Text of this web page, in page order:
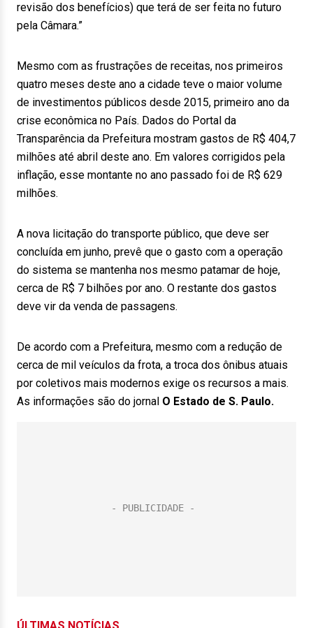
revisão dos benefícios) que terá de ser feita no futuro
pela Câmara.”
Mesmo com as frustrações de receitas, nos primeiros
quatro meses deste ano a cidade teve o maior volume
de investimentos públicos desde 2015, primeiro ano da
crise econômica no País. Dados do Portal da
Transparência da Prefeitura mostram gastos de R$ 404,7
milhões até abril deste ano. Em valores corrigidos pela
inflação, esse montante no ano passado foi de R$ 629
milhões.
A nova licitação do transporte público, que deve ser
concluída em junho, prevê que o gasto com a operação
do sistema se mantenha nos mesmo patamar de hoje,
cerca de R$ 7 bilhões por ano. O restante dos gastos
deve vir da venda de passagens.
De acordo com a Prefeitura, mesmo com a redução de
cerca de mil veículos da frota, a troca dos ônibus atuais
por coletivos mais modernos exige os recursos a mais.
As informações são do jornal O Estado de S. Paulo.